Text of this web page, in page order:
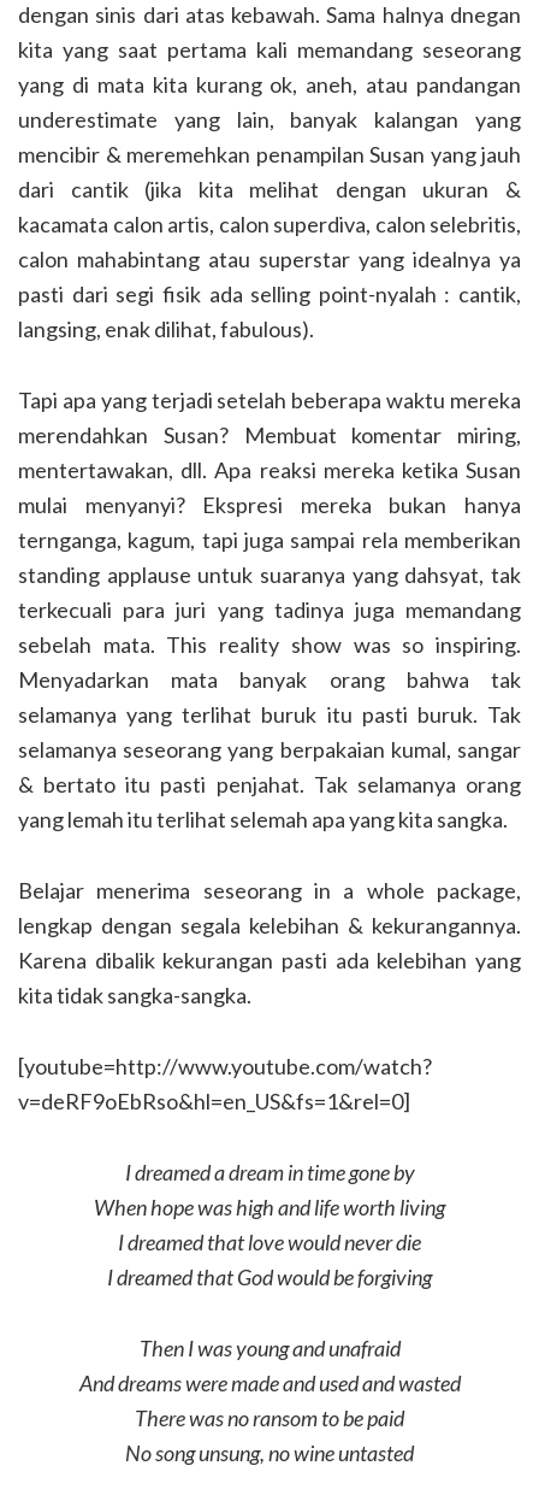
dengan sinis dari atas kebawah. Sama halnya dnegan
kita yang saat pertama kali memandang seseorang
yang di mata kita kurang ok, aneh, atau pandangan
underestimate yang lain, banyak kalangan yang
mencibir & meremehkan penampilan Susan yang jauh
dari cantik (jika kita melihat dengan ukuran &
kacamata calon artis, calon superdiva, calon selebritis,
calon mahabintang atau superstar yang idealnya ya
pasti dari segi fisik ada selling point-nyalah : cantik,
langsing, enak dilihat, fabulous).
Tapi apa yang terjadi setelah beberapa waktu mereka
merendahkan Susan? Membuat komentar miring,
mentertawakan, dll. Apa reaksi mereka ketika Susan
mulai menyanyi? Ekspresi mereka bukan hanya
ternganga, kagum, tapi juga sampai rela memberikan
standing applause untuk suaranya yang dahsyat, tak
terkecuali para juri yang tadinya juga memandang
sebelah mata. This reality show was so inspiring.
Menyadarkan mata banyak orang bahwa tak
selamanya yang terlihat buruk itu pasti buruk. Tak
selamanya seseorang yang berpakaian kumal, sangar
& bertato itu pasti penjahat. Tak selamanya orang
yang lemah itu terlihat selemah apa yang kita sangka.
Belajar menerima seseorang in a whole package,
lengkap dengan segala kelebihan & kekurangannya.
Karena dibalik kekurangan pasti ada kelebihan yang
kita tidak sangka-sangka.
[youtube=http://www.youtube.com/watch?
v=deRF9oEbRso&hl=en_US&fs=1&rel=0]
I dreamed a dream in time gone by
When hope was high and life worth living
I dreamed that love would never die
I dreamed that God would be forgiving
Then I was young and unafraid
And dreams were made and used and wasted
There was no ransom to be paid
No song unsung, no wine untasted